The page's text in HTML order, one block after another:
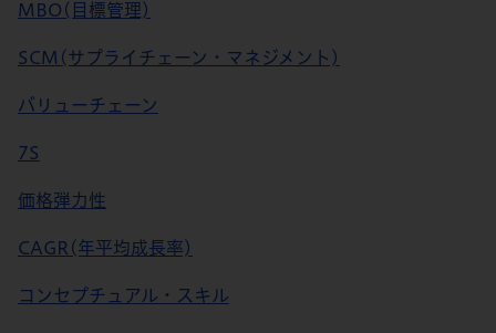
MBO(目標管理)
SCM(サプライチェーン・マネジメント)
バリューチェーン
7S
価格弾力性
CAGR(年平均成長率)
コンセプチュアル・スキル